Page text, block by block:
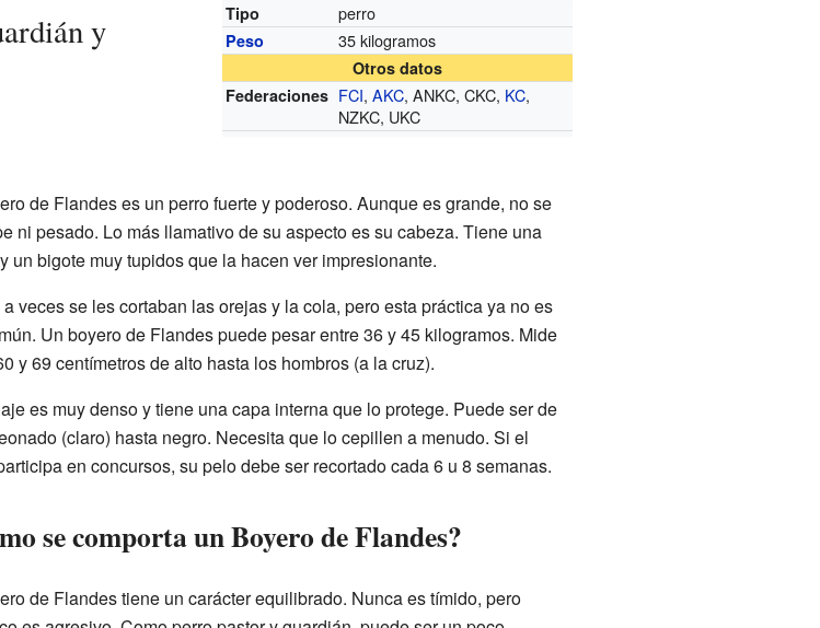
Tipo
perro
Peso 35 kilogramos
Otros datos
Federaciones FCI,AKC, ANKC, CKC, KC,
NZKC, UKC
y
de Flandes es un perro fuerte y poderoso. Aunque es grande, no se
ni pesado. Lo más llamativo de su aspecto es su cabeza. Tiene una
un bigote muy tupidos que la hacen ver impresionante.
veces se les cortaban las orejas y la cola, pero esta práctica ya no es
Un boyero de Flandes puede pesar entre 36 y 45 kilogramos. Mide
y 69 centímetros de alto hasta los hombros (a la cruz).
es muy denso y tiene una capa interna que lo protege. Puede ser de
(claro) hasta negro. Necesita que lo cepillen a menudo. Si el
en concursos, su pelo debe ser recortado cada 6 u 8 semanas.
se comporta un Boyero de Flandes?
de Flandes tiene un carácter equilibrado. Nunca es tímido, pero